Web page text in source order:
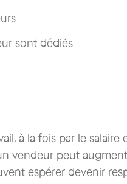
sont dédiés
à la fois par le
vendeur peut
espérer devenir